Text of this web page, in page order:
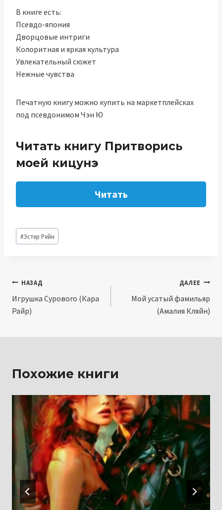
В книге есть:
Псевдо-япония
Дворцовые интриги
Колоритная и яркая культура
Увлекательный сюжет
Нежные чувства
Печатную книгу можно купить на маркетплейсках
под псевдонимом Чэн Ю
Читать книгу Притворись
моей кицунэ
Читать
Метки
записи:
#Эстер Рейн
Навигация
по
НАЗАД
Игрушка Сурового (Кара
Райр)
ДАЛЕЕ
Мой усатый фамильяр
(Амалия Кляйн)
Похожие книги